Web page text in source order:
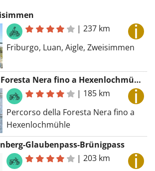
|237 km
Friburgo, Luan, Aigle, Zweisimmen
Percorso della Foresta Nera fino a Hexenlochmühle
| 185 km
Percorso della Foresta Nera fino a
Hexenlochmühle
Glaubenpass-Brünigpass
|203 km